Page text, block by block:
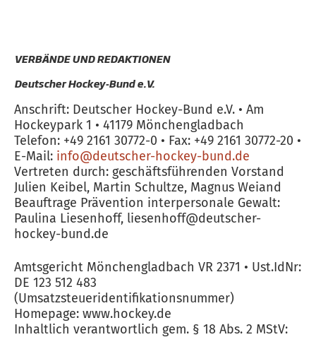
VERBÄNDE UND REDAKTIONEN
Deutscher Hockey-Bund e.V.
Anschrift: Deutscher Hockey-Bund e.V. • Am
Hockeypark 1 • 41179 Mönchengladbach
Telefon: +49 2161 30772-0 • Fax: +49 2161 30772-20 •
E-Mail: info@deutscher-hockey-bund.de
Vertreten durch: geschäftsführenden Vorstand
Julien Keibel, Martin Schultze, Magnus Weiand
Beauftrage Prävention interpersonale Gewalt:
Paulina Liesenhoff, liesenhoff@deutscher-
hockey-bund.de
Amtsgericht Mönchengladbach VR 2371 • Ust.IdNr:
DE 123 512 483
(Umsatzsteueridentifikationsnummer)
Homepage: www.hockey.de
Inhaltlich verantwortlich gem. § 18 Abs. 2 MStV: